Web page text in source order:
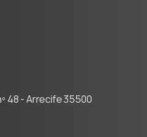
48 - Arrecife 35500